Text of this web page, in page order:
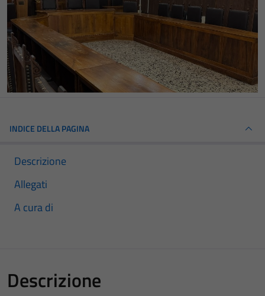
INDICE DELLA PAGINA
Descrizione
Allegati
A cura di
Descrizione